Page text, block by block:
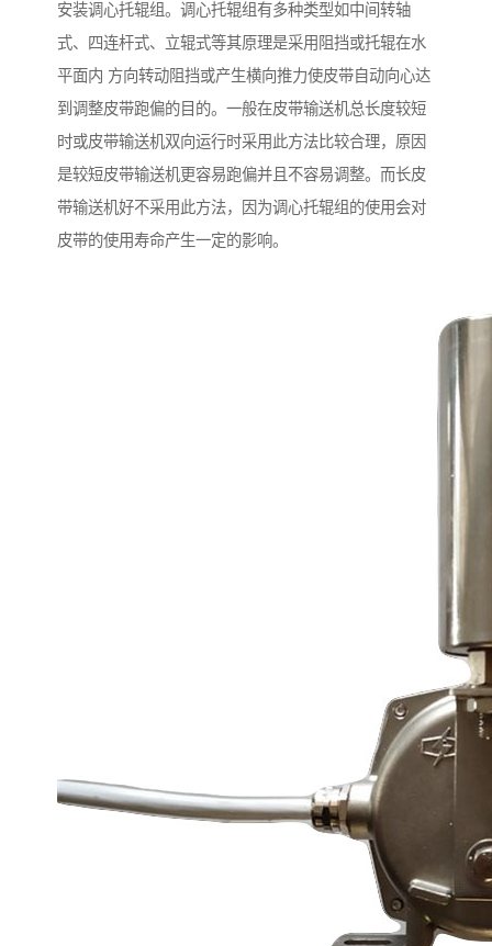
安装调心托辊组。调心托辊组有多种类型如中间转轴
式、四连杆式、立辊式等其原理是采用阻挡或托辊在水
平面内 方向转动阻挡或产生横向推力使皮带自动向心达
到调整皮带跑偏的目的。一般在皮带输送机总长度较短
时或皮带输送机双向运行时采用此方法比较合理，原因
是较短皮带输送机更容易跑偏并且不容易调整。而长皮
带输送机好不采用此方法，因为调心托辊组的使用会对
皮带的使用寿命产生一定的影响。